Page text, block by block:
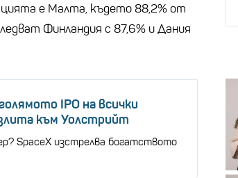
е Малта, където 88,2% от
Финландия с 87,6% и Дания
IPO на всички
към Уолстрийт
SpaceX изстрелва богатството